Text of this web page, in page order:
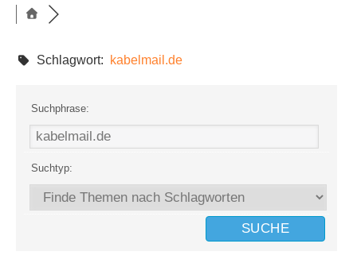
Schlagwort: kabelmail.de
Suchphrase:
Suchtyp: